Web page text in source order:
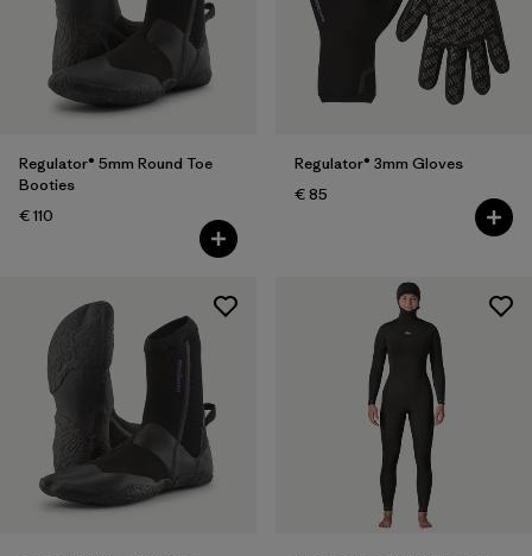
Regulator® 5mm Round Toe
Booties
€ 110
Regulator® 3mm Gloves
€ 85